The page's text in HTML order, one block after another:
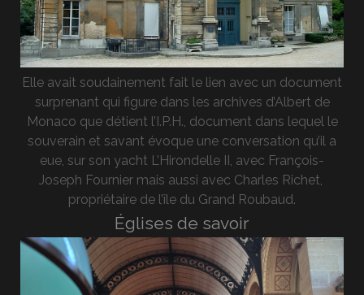
Elle avait soudainement fait le lien avec un document
surprenant qui figure dans les archives d’Albert de
Monaco que détient l’I.P.H., document dans lequel le
souverain et savant évoque une conversation qu’il a
eue, sur son yacht L’Hirondelle II, avec François-
Joseph Fournier mais aussi avec Charles Richet,
propriétaire de l’île du Grand Roubaud.
Églises de savoir